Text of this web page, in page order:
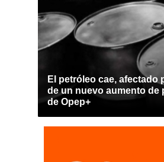
El petróleo cae, afectado
de un nuevo aumento de
de Opep+